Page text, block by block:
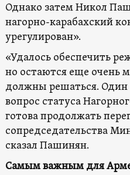
Однако затем Никол
нагорно-карабахский
урегулирован».
«Удалось обеспечить
но остаются еще очень
должны решаться. Один
вопрос статуса
готова продолжать
сопредседательства
сказал Пашинян.
Самым важным для